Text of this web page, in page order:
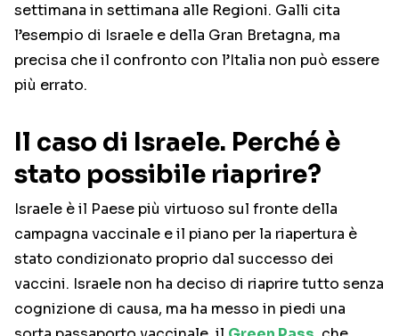
settimana in settimana alle Regioni. Galli cita
l’esempio di Israele e della Gran Bretagna, ma
precisa che il confronto con l’Italia non può essere
più errato.
Il caso di Israele. Perché è
stato possibile riaprire?
Israele è il Paese più virtuoso sul fronte della
campagna vaccinale e il piano per la riapertura è
stato condizionato proprio dal successo dei
vaccini. Israele non ha deciso di riaprire tutto senza
cognizione di causa, ma ha messo in piedi una